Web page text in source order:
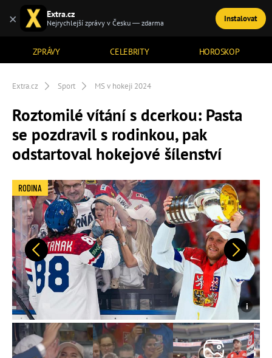
ZPRÁVY CELEBRITY HOROSKOP
TÉMATA
Extra.cz Sport MS v hokeji 2024
Roztomilé vítání s dcerkou: Pasta
se pozdravil s rodinkou, pak
odstartoval hokejové šílenství
Předchozí Další
RODINA
× Extra.cz
Nejrychlejší zprávy v Česku — zdarma Instalovat